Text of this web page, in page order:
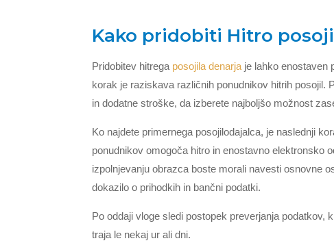
Kako pridobiti Hitro
Pridobitev hitrega posojila denarja je lahko enostaven
korak je raziskava različnih ponudnikov hitrih posojil.
in dodatne stroške, da izberete najboljšo možnost
Ko najdete primernega posojilodajalca, je naslednji
ponudnikov omogoča hitro in enostavno elektronsko
izpolnjevanju obrazca boste morali navesti osnovne
dokazilo o prihodkih in bančni podatki.
Po oddaji vloge sledi postopek preverjanja podatkov,
traja le nekaj ur ali dni.